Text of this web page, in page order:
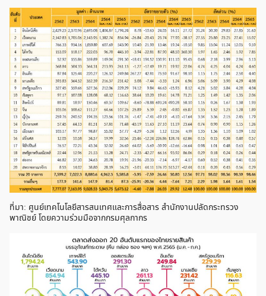
ที่มา: ศูนย์เทคโนโลยีสารสนเทศและการสื่อสาร สำนักงานปลัดกระทรวง
พาณิชย์ โดยความร่วมมือจากกรมศุลกากร